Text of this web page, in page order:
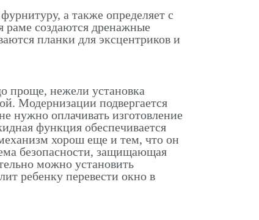
а также определяет с
раме создаются дренажные
планки для эксцентриков и
проще, нежели установка
Модернизации подвергается
нужно оплачивать изготовление
функция обеспечивается
хорош еще и тем, что он
безопасности, защищающая
можно установить
ребенку перевести окно в